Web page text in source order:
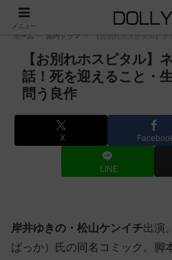
PR
ホーム 国内ドラマ 【お別れホスピタル】
【お別れホスピタル】
話！死を迎えること・
問う良作
X
LINE
岸井ゆきの・松山ケンイチ出演
ばっか）氏の同名コミック。脚
メニュー